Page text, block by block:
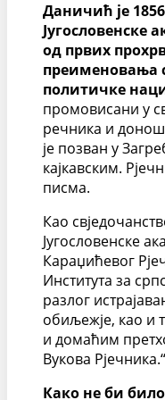
Даничић је
Југословенске
од првих
преименовања
политичке
промовисани у
речника и
је позван у
кајкавским.
писма.
Као
Југословенске
Караџићевог
Института за
разлог
обиљежје, као и
и домаћим
Вукова Рјечника.“
Како не би